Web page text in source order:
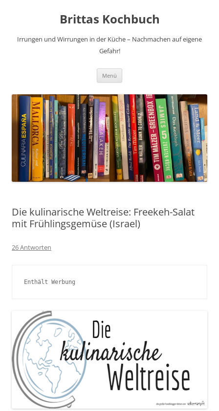
Brittas Kochbuch
Irrungen und Wirrungen in der Küche – Nachmachen auf eigene
Gefahr!
Menü
Die kulinarische Weltreise: Freekeh-Salat
mit Frühlingsgemüse (Israel)
26 Antworten
Enthält Werbung